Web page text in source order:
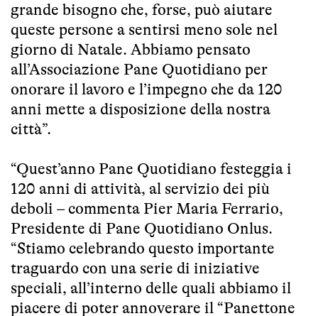
grande bisogno che, forse, può aiutare
queste persone a sentirsi meno sole nel
giorno di Natale. Abbiamo pensato
all’Associazione Pane Quotidiano per
onorare il lavoro e l’impegno che da 120
anni mette a disposizione della nostra
città”.
“Quest’anno Pane Quotidiano festeggia i
120 anni di attività, al servizio dei più
deboli – commenta Pier Maria Ferrario,
Presidente di Pane Quotidiano Onlus.
“Stiamo celebrando questo importante
traguardo con una serie di iniziative
speciali, all’interno delle quali abbiamo il
piacere di poter annoverare il “Panettone